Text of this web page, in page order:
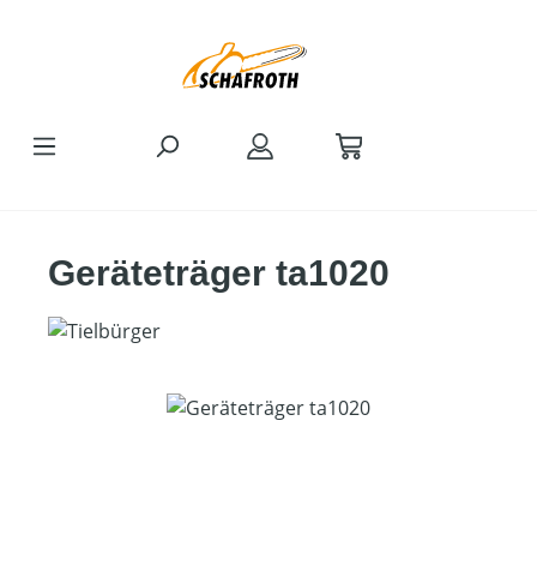
Geräteträger ta1020
Bildergalerie überspringen